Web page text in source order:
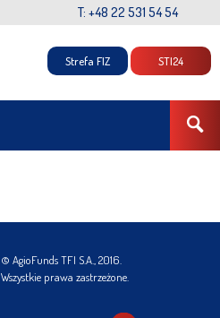
T: +48 22 531 54 54
Strefa FIZ STI24
© AgioFunds TFI S.A., 2016.
Wszystkie prawa zastrzeżone.